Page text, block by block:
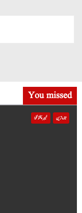
You missed
تازہ ترین خیبر پختونخوا